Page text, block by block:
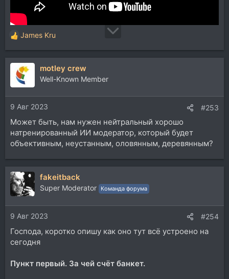
Р
е
а
и
и
:
James Kru
motley crew
Well-Known Member
9 Авг 2023 #253
Может быть, нам нужен нейтральный хорошо
натренированный ИИ модератор, который будет
объективным, неустанным, оловянным, деревянным?
fakeitback
Super Moderator Команда форума
9 Авг 2023 #254
Господа, коротко опишу как оно тут всё устроено на
сегодня
Пункт первый. За чей счёт банкет.